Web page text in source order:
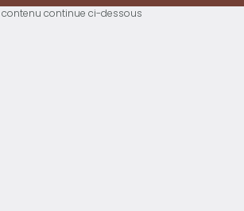
contenu continue ci-dessous